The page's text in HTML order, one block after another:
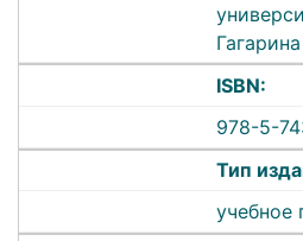
Гагарина
ISBN:
978-5-
Тип
учебное